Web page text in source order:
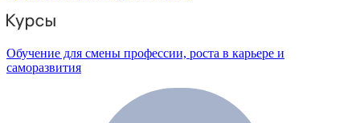
Обучение для смены профессии, роста в карьере и
саморазвития